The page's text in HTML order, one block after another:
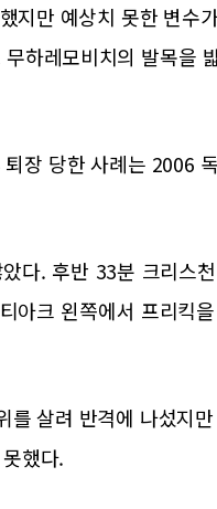
지만 예상치 못한 변수
하레모비치의 발목을
장 당한 사례는 2006
다. 후반 33분 크리스
아크 왼쪽에서 프리킥
를 살려 반격에 나섰지
했다.